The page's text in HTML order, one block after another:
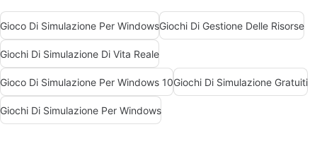
Gioco Di Simulazione Per WindowsGiochi Di Gestione Delle Risorse
Giochi Di Simulazione Di Vita Reale
Gioco Di Simulazione Per Windows 10Giochi Di Simulazione Gratuiti
Giochi Di Simulazione Per Windows